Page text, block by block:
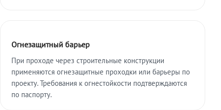
Огнезащитный барьер
При проходе через строительные конструкции
применяются огнезащитные проходки или барьеры по
проекту. Требования к огнестойкости подтверждаются
по паспорту.